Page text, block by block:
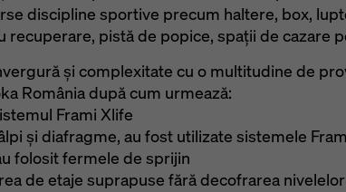
discipline sportive precum haltere, box,
recuperare, pistă de popice, spaţii de cazare
și complexitate cu o multitudine de
România după cum urmează:
Frami Xlife
și diafragme, au fost utilizate sistemele
folosit fermele de sprijin
de etaje suprapuse fără decofrarea